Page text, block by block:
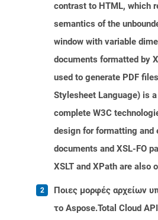
contrast to HTML, which
semantics of the
window with variable
documents formatted by
used to generate PDF
Stylesheet Language) is
complete W3C
design for formatting and
documents and XSL-FO
XSLT and XPath are also
Ποιες μορφές αρχείων
το Aspose.Total Cloud